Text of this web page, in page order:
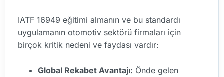
IATF 16949 eğitimi almanın ve bu standardı
uygulamanın otomotiv sektörü firmaları için
birçok kritik nedeni ve faydası vardır:
Global Rekabet Avantajı: Önde gelen